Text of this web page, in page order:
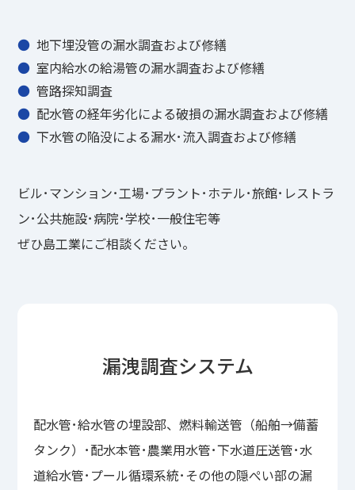
地下埋没管の漏水調査および修繕
室内給水の給湯管の漏水調査および修繕
管路探知調査
配水管の経年劣化による破損の漏水調査および修繕
下水管の陥没による漏水･流入調査および修繕
ビル･マンション･工場･プラント･ホテル･旅館･レストラ
ン･公共施設･病院･学校･一般住宅等
ぜひ島工業にご相談ください。
漏洩調査システム
配水管･給水管の埋設部、燃料輸送管（船舶→備蓄
タンク）･配水本管･農業用水管･下水道圧送管･水
道給水管･プール循環系統･その他の隠ぺい部の漏